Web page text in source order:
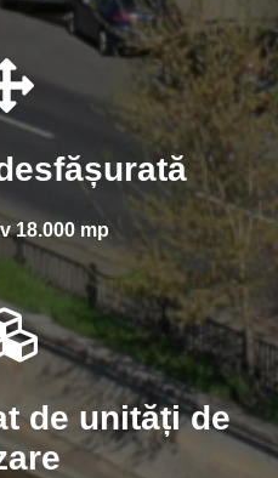
18.000 mp
de unități de